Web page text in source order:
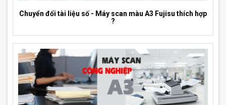
Chuyển đổi tài liệu số - Máy scan màu A3 Fujisu thích hợp
?